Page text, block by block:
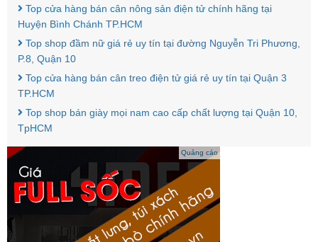
Top cửa hàng bán cân nông sản điện tử chính hãng tại
Huyện Bình Chánh TP.HCM
Top shop đầm nữ giá rẻ uy tín tại đường Nguyễn Tri Phương,
P.8, Quận 10
Top cửa hàng bán cân treo điện tử giá rẻ uy tín tại Quận 3
TP.HCM
Top shop bán giày mọi nam cao cấp chất lượng tại Quận 10,
TpHCM
Quảng cáo